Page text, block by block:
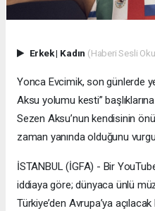
Erkek| Kadın (Haberi Sesli
Yonca Evcimik, son günlerde
Aksu yolumu kesti”
Sezen Aksu’nun kendisinin
zaman yanında olduğunu
İSTANBUL (İGFA) - Bir
iddiaya göre; dünyaca ünlü
Türkiye’den Avrupa’ya